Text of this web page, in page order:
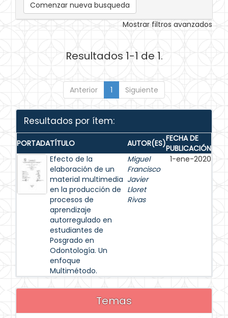
Comenzar nueva busqueda
Mostrar filtros avanzados
Resultados 1-1 de 1.
Anterior 1 Siguiente
Resultados por ítem:
PORTADATÍTULO AUTOR(ES)FECHA DE
PUBLICACIÓN
Efecto de la
elaboración de un
material multimedia
en la producción de
procesos de
aprendizaje
autorregulado en
estudiantes de
Posgrado en
Odontología. Un
enfoque
Multimétodo.
Miguel
Francisco
Javier
Lloret
Rivas
1-ene-2020
Temas